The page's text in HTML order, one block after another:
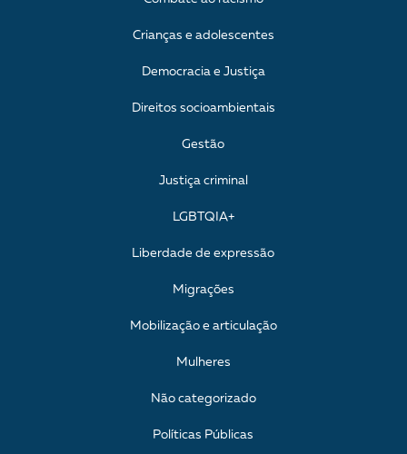
Crianças e adolescentes
Democracia e Justiça
Direitos socioambientais
Gestão
Justiça criminal
LGBTQIA+
Liberdade de expressão
Migrações
Mobilização e articulação
Mulheres
Não categorizado
Políticas Públicas